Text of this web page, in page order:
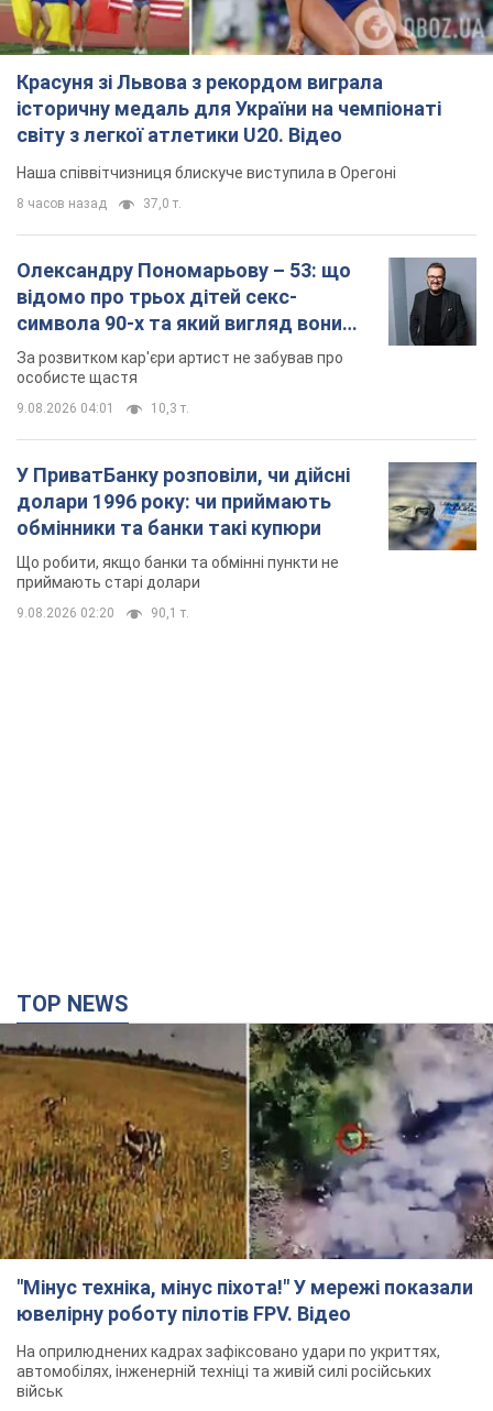
Красуня зі Львова з рекордом виграла
історичну медаль для України на чемпіонаті
світу з легкої атлетики U20. Відео
Наша співвітчизниця блискуче виступила в Орегоні
8 часов назад 37,0 т.
Олександру Пономарьову – 53: що
відомо про трьох дітей секс-
символа 90-х та який вигляд вони
мають
За розвитком кар'єри артист не забував про
особисте щастя
9.08.2026 04:01 10,3 т.
У ПриватБанку розповіли, чи дійсні
долари 1996 року: чи приймають
обмінники та банки такі купюри
Що робити, якщо банки та обмінні пункти не
приймають старі долари
9.08.2026 02:20 90,1 т.
TOP NEWS
"Мінус техніка, мінус піхота!" У мережі показали
ювелірну роботу пілотів FPV. Відео
На оприлюднених кадрах зафіксовано удари по укриттях,
автомобілях, інженерній техніці та живій силі російських
військ